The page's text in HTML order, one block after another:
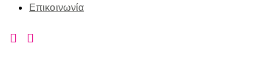
Επικοινωνία